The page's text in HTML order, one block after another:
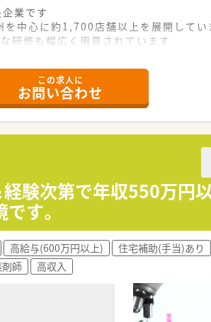
業です
を中心に約1,700店舗以上を展開してい
研修も幅広く用意されています
を選択できます
「訪問調剤特化型店舗」など様々な店
、無菌調剤室は業界最多の51店舗設置
）認定」等を取得し一人ひとりが働き
特徴です
この求人に
お問い合わせ
験次第で年収550万円
す。
高給与(600万円以上) 住宅補助(手当)あり
師 高収入